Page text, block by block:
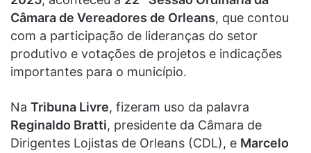
Câmara de Vereadores de Orleans, que contou
com a participação de lideranças do setor
produtivo e votações de projetos e indicações
importantes para o município.
Na Tribuna Livre, fizeram uso da palavra
Reginaldo Bratti, presidente da Câmara de
Dirigentes Lojistas de Orleans (CDL), e Marcelo